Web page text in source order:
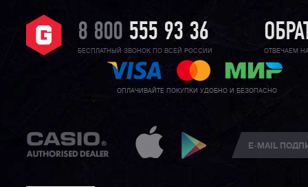
8 800 555 93 36
БЕСПЛАТНЫЙ ЗВОНОК ПО ВСЕЙ РОССИИ ОТВЕЧАЕМ
ОПЛАЧИВАЙТЕ ПОКУПКИ УДОБНО И БЕЗОПАСНО